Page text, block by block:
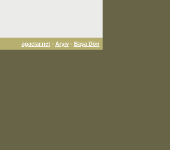
agaclar.net- Arşiv- Başa Dön